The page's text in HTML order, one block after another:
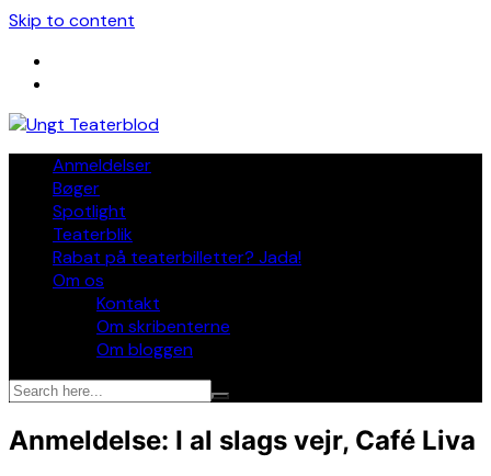
Skip to content
Anmeldelser
Bøger
Spotlight
Teaterblik
Rabat på teaterbilletter? Jada!
Om os
Kontakt
Om skribenterne
Om bloggen
Anmeldelse: I al slags vejr, Café Liva